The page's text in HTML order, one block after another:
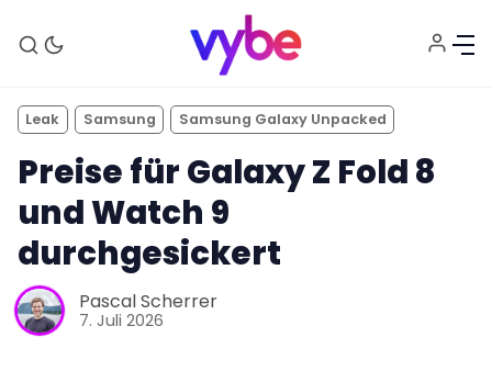
Aktuelles
Leak Samsung Samsung Galaxy Unpacked
Preise für Galaxy Z Fold 8
und Watch 9
durchgesickert
Pascal Scherrer
7. Juli 2026